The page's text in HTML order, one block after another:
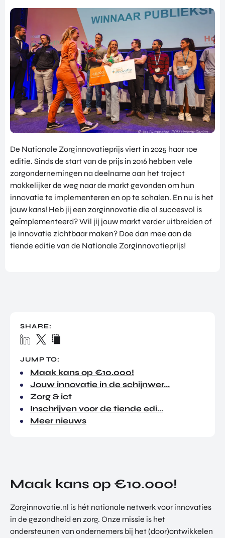
De Nationale Zorginnovatieprijs viert in 2025 haar 10e
editie. Sinds de start van de prijs in 2016 hebben vele
zorgondernemingen na deelname aan het traject
makkelijker de weg naar de markt gevonden om hun
innovatie te implementeren en op te schalen. En nu is het
jouw kans! Heb jij een zorginnovatie die al succesvol is
geïmplementeerd? Wil jij jouw markt verder uitbreiden of
je innovatie zichtbaar maken? Doe dan mee aan de
tiende editie van de Nationale Zorginnovatieprijs!
JUMP TO:
Maak kans op €10.000!
Jouw innovatie in de schijnwer...
Zorg & ict
Inschrijven voor de tiende edi...
Meer nieuws
SHARE:
Maak kans op €10.000!
Zorginnovatie.nl is hét nationale netwerk voor innovaties
in de gezondheid en zorg. Onze missie is het
ondersteunen van ondernemers bij het (door)ontwikkelen
EEN
EVEN
EMEN
T
OVER
ZICHT
VAN
ALLE
PROD
UCTE
N &
RAM
MA'S
KOM
IN
CONT
ACT
RE
HEAL
TH
VENT
URES
EART
H
VENT
URES
DIGIT
VENT
URES
ONS
PORT
FOLIO
NATIO
NALIS
GA
MEE
OP
HAND
ELSMI
SSIE
ENTE
RPRIS
E
PE
NETW
ORK
EXPO
RT
ACCE
LERA
TOR
PROG
DOWNLOADS
ALLE MEDIA
ANDERE PAGINA’S
OVER ONS
WERKEN BIJ
VEELGESTELDE VRAGEN
EVENTS
PORTFOLIO
CONTACT
PRODUCTEN EN PROGRAMMA'S
STARTUP UTRECHT REGION
DIGIC
AI UTRECHT REGION
DIGITAL HUB NOORDWEST
ENTERPRISE EUROPE NETWORK
KOM LANGS
3584 BL Utrecht
STUUR ONS EEN BERICHT
info@romutrechtregion.nl
BEL ONS